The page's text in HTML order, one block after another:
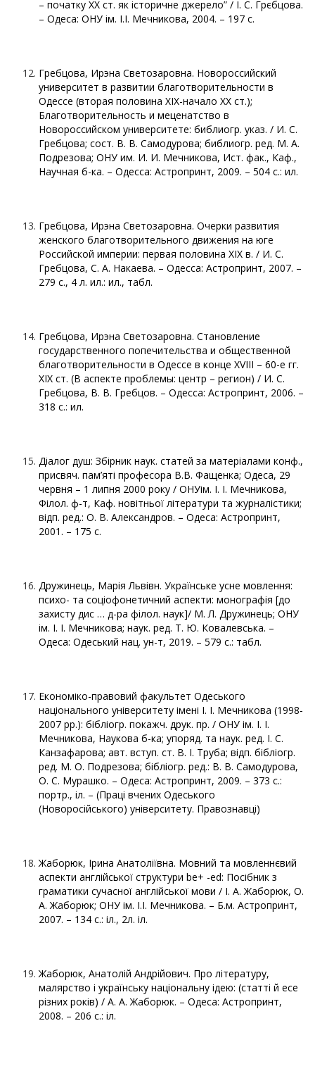
– початку ХХ ст. як історичне джерело” / І. С. Грєбцова.
– Одеса: ОНУ ім. І.І. Мечникова, 2004. – 197 с.
Гребцова, Ирэна Светозаровна. Новороссийский
университет в развитии благотворительности в
Одессе (вторая половина XIX-начало XX ст.);
Благотворительность и меценатство в
Новороссийском университете: библиогр. указ. / И. С.
Гребцова; сост. В. В. Самодурова; библиогр. ред. М. А.
Подрезова; ОНУ им. И. И. Мечникова, Ист. фак., Каф.,
Научная б-ка. – Одесса: Астропринт, 2009. – 504 с.: ил.
Гребцова, Ирэна Светозаровна. Очерки развития
женского благотворительного движения на юге
Российской империи: первая половина ХІХ в. / И. С.
Гребцова, С. А. Накаева. – Одесса: Астропринт, 2007. –
279 с., 4 л. ил.: ил., табл.
Гребцова, Ирэна Светозаровна. Становление
государственного попечительства и общественной
благотворительности в Одессе в конце ХVIII – 60-е гг.
ХІХ ст. (В аспекте проблемы: центр – регион) / И. С.
Гребцова, В. В. Гребцов. – Одесса: Астропринт, 2006. –
318 с.: ил.
Діалог душ: Збірник наук. статей за матеріалами конф.,
присвяч. пам’яті професора В.В. Фащенка; Одеса, 29
червня – 1 липня 2000 року / ОНУім. І. І. Мечникова,
Філол. ф-т, Каф. новітньої літератури та журналістики;
відп. ред.: О. В. Александров. – Одеса: Астропринт,
2001. – 175 с.
Дружинець, Марія Львівн. Українське усне мовлення:
психо- та соціофонетичний аспекти: монографія [до
захисту дис … д-ра філол. наук]/ М. Л. Дружинець; ОНУ
ім. І. І. Мечникова; наук. ред. Т. Ю. Ковалевська. –
Одеса: Одеський нац. ун-т, 2019. – 579 с.: табл.
Економіко-правовий факультет Одеського
національного університету імені І. І. Мечникова (1998-
2007 рр.): бібліогр. покажч. друк. пр. / ОНУ ім. І. І.
Мечникова, Наукова б-ка; упоряд. та наук. ред. І. С.
Канзафарова; авт. вступ. ст. В. І. Труба; відп. бібліогр.
ред. М. О. Подрезова; бібліогр. ред.: В. В. Самодурова,
О. С. Мурашко. – Одеса: Астропринт, 2009. – 373 с.:
портр., іл. – (Праці вчених Одеського
(Новоросійського) університету. Правознавці)
Жаборюк, Ірина Анатоліївна. Мовний та мовленнєвий
аспекти англійської структури be+ -ed: Посібник з
граматики сучасної англійської мови / І. А. Жаборюк, О.
А. Жаборюк; ОНУ ім. І.І. Мечникова. – Б.м. Астропринт,
2007. – 134 с.: іл., 2л. іл.
Жаборюк, Анатолій Андрійович. Про літературу,
малярство і українську національну ідею: (статті й есе
різних років) / А. А. Жаборюк. – Одеса: Астропринт,
2008. – 206 с.: іл.